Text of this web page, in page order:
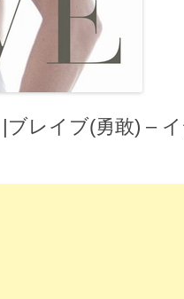
|ブレイブ(勇敢) –